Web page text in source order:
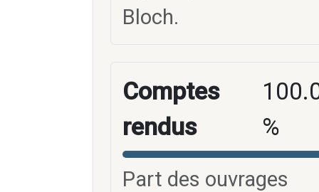
Bloch.
Comptes
rendus
%
Part des ouvrages